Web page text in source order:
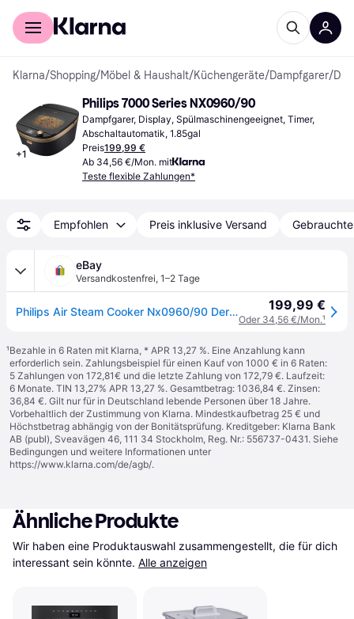
Für Shopper
Klarna/Shopping/Möbel & Haushalt/Küchengeräte/Dampfgarer/
+1
Philips 7000 Series NX0960/90
Dampfgarer, Display, Spülmaschinengeeignet, Timer,
Abschaltautomatik, 1.85gal
Preis199,99 €
Ab 34,56 €/Mon. mit
Teste flexible Zahlungen*
Empfohlen Preis inklusive Versand
eBay
Versandkostenfrei, 1–2 Tage
Philips Air Steam Cooker Nx0960/90 Der Serie 7000, App-steuerung, 7.0 L 199,99 €
Oder 34,56 €/Mon.¹
¹Bezahle in 6 Raten mit Klarna, * APR 13,27 %. Eine Anzahlung kann
erforderlich sein. Zahlungsbeispiel für einen Kauf von 1000 € in 6 Raten:
5 Zahlungen von 172,81€ und die letzte Zahlung von 172,79 €. Laufzeit:
6 Monate. TIN 13,27% APR 13,27 %. Gesamtbetrag: 1036,84 €. Zinsen:
36,84 €. Gilt nur für in Deutschland lebende Personen über 18 Jahre.
Vorbehaltlich der Zustimmung von Klarna. Mindestkaufbetrag 25 € und
Höchstbetrag abhängig von der Bonitätsprüfung. Kreditgeber: Klarna Bank
AB (publ), Sveavägen 46, 111 34 Stockholm, Reg. Nr.: 556737-0431. Siehe
Bedingungen und weitere Informationen unter
https://www.klarna.com/de/agb/.
Ähnliche Produkte
Wir haben eine Produktauswahl zusammengestellt, die für dich
interessant sein könnte. Alle anzeigen